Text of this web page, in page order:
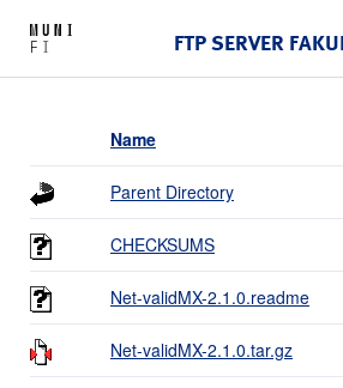
FTP SERVER
Name
Parent Directory
CHECKSUMS
Net-validMX-2.1.0.readme
Net-validMX-2.1.0.tar.gz